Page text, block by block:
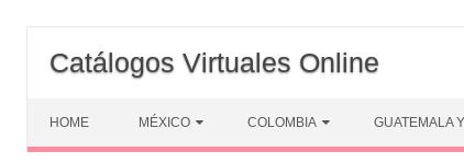
content
Catálogos Virtuales Online
HOME MÉXICO COLOMBIA GUATEMALA